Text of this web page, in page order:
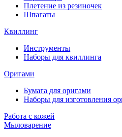
Плетение из резиночек
Шпагаты
Квиллинг
Инструменты
Наборы для квиллинга
Оригами
Бумага для оригами
Наборы для изготовления
Работа с кожей
Мыловарение